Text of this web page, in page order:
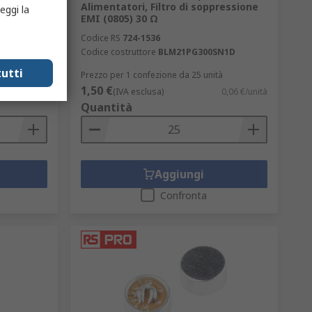
Alimentatori, Filtro di soppressione
EMI (0805) 30 Ω
Codice RS 724-1536
Codice costruttore BLM21PG300SN1D
Prezzo per 1 confezione da 25 unità
1,50 €(IVA esclusa) 0,06 €/unità
Quantità
Aggiungi
Confronta
la